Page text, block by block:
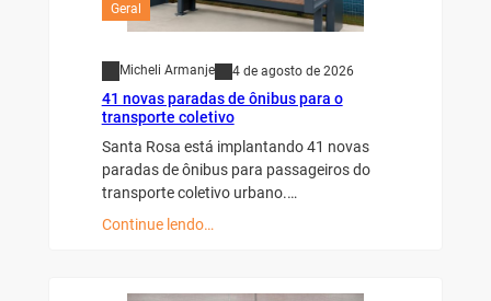
Geral
Micheli Armanje 4 de agosto de 2026
41 novas paradas de ônibus para o
transporte coletivo
Santa Rosa está implantando 41 novas
paradas de ônibus para passageiros do
transporte coletivo urbano.…
Continue lendo…